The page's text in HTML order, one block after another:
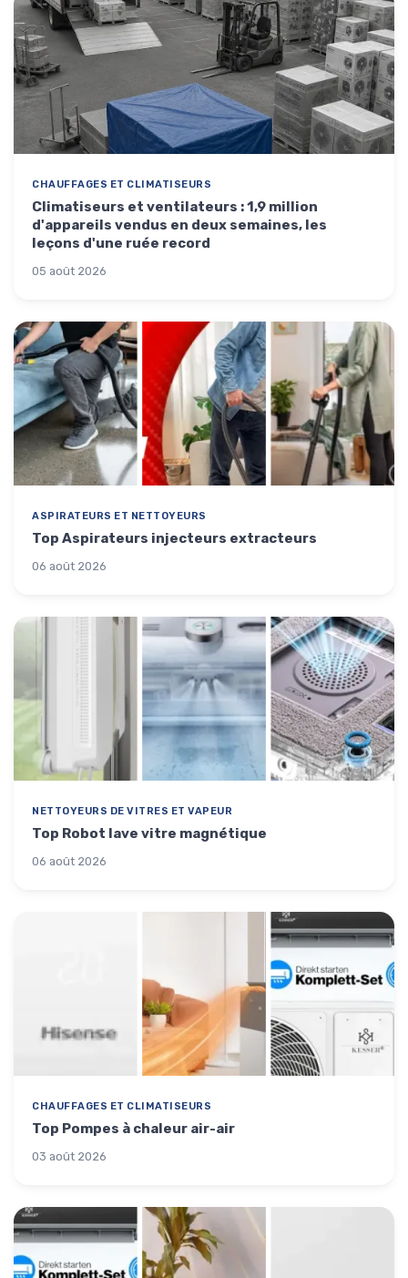
CHAUFFAGES ET CLIMATISEURS
Climatiseurs et ventilateurs : 1,9 million
d'appareils vendus en deux semaines, les
leçons d'une ruée record
05 août 2026
ASPIRATEURS ET NETTOYEURS
Top Aspirateurs injecteurs extracteurs
06 août 2026
NETTOYEURS DE VITRES ET VAPEUR
Top Robot lave vitre magnétique
06 août 2026
CHAUFFAGES ET CLIMATISEURS
Top Pompes à chaleur air-air
03 août 2026